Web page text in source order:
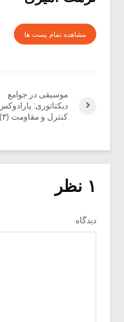
مشاهده تمام پست ها
موسیقی در جوامع
دیکتاتوری:
کنترل و مقاومت (۳)
۱ نظر
دیدگاه